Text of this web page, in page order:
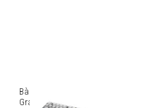
Bàn phím cơ Gaming
Gravastar Mercury K1